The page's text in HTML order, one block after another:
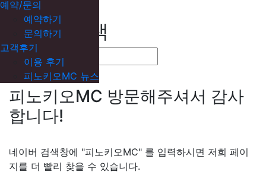
예약/문의
예약하기
문의하기
고객후기
이용 후기
피노키오MC 뉴스
네이버 검색
피노키오MC 방문해주셔서 감사
합니다!
네이버 검색창에 "피노키오MC" 를 입력하시면 저희 페이
지를 더 빨리 찾을 수 있습니다.